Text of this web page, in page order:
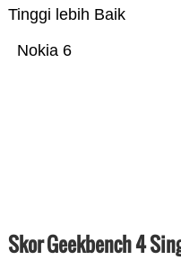
Tinggi lebih Baik
Nokia 6
Skor Geekbench 4